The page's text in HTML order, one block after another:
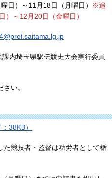
日）～11月18日（月曜日）
※追
）～12月20日（金曜日）
内埼玉県駅伝競走大会実行委員
い。
38KB）
た競技者・監督は功労者として楯